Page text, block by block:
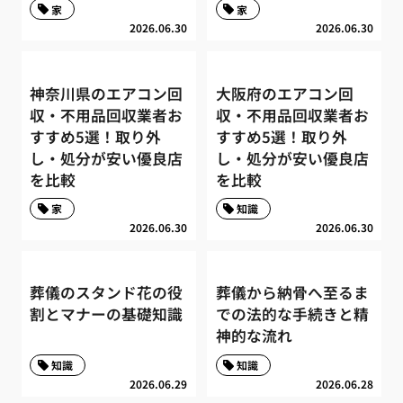
2026.06.30
家
2026.06.30
家
神奈川県のエアコン回
収・不用品回収業者お
すすめ5選！取り外
し・処分が安い優良店
を比較
2026.06.30
家
大阪府のエアコン回
収・不用品回収業者お
すすめ5選！取り外
し・処分が安い優良店
を比較
2026.06.30
知識
葬儀のスタンド花の役
割とマナーの基礎知識
2026.06.29
知識
葬儀から納骨へ至るま
での法的な手続きと精
神的な流れ
2026.06.28
知識